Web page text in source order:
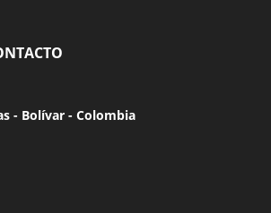
- Bolívar - Colombia